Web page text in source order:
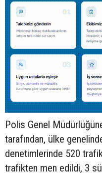
Polis Genel
tarafından, ülke
denetimlerinde 520
trafikten men edildi, 3